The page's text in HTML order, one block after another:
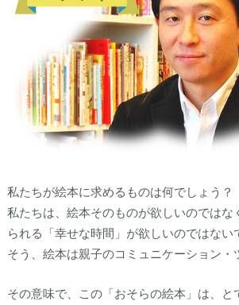
私たちが絵本に求めるものは何でしょう？
私たちは、絵本そのものが欲しいのではな
られる「幸せな時間」が欲しいのではない
そう、絵本は親子のコミュニケーション・
その意味で、この「おそらの絵本」は、と